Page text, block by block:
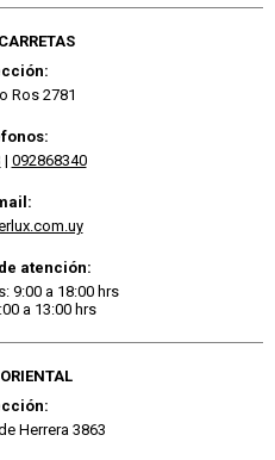
Ros 2781
| 092868340
atención:
9:00 a 18:00 hrs
a 13:00 hrs
Herrera 3863